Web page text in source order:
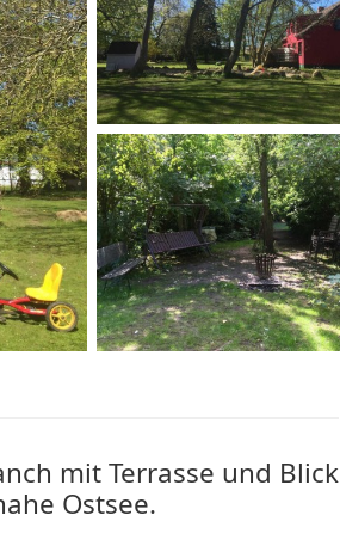
mit Terrasse und Blick
Ostsee.